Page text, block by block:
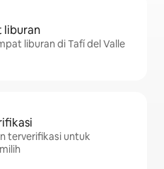
liburan
liburan di Tafí del Valle
terverifikasi untuk